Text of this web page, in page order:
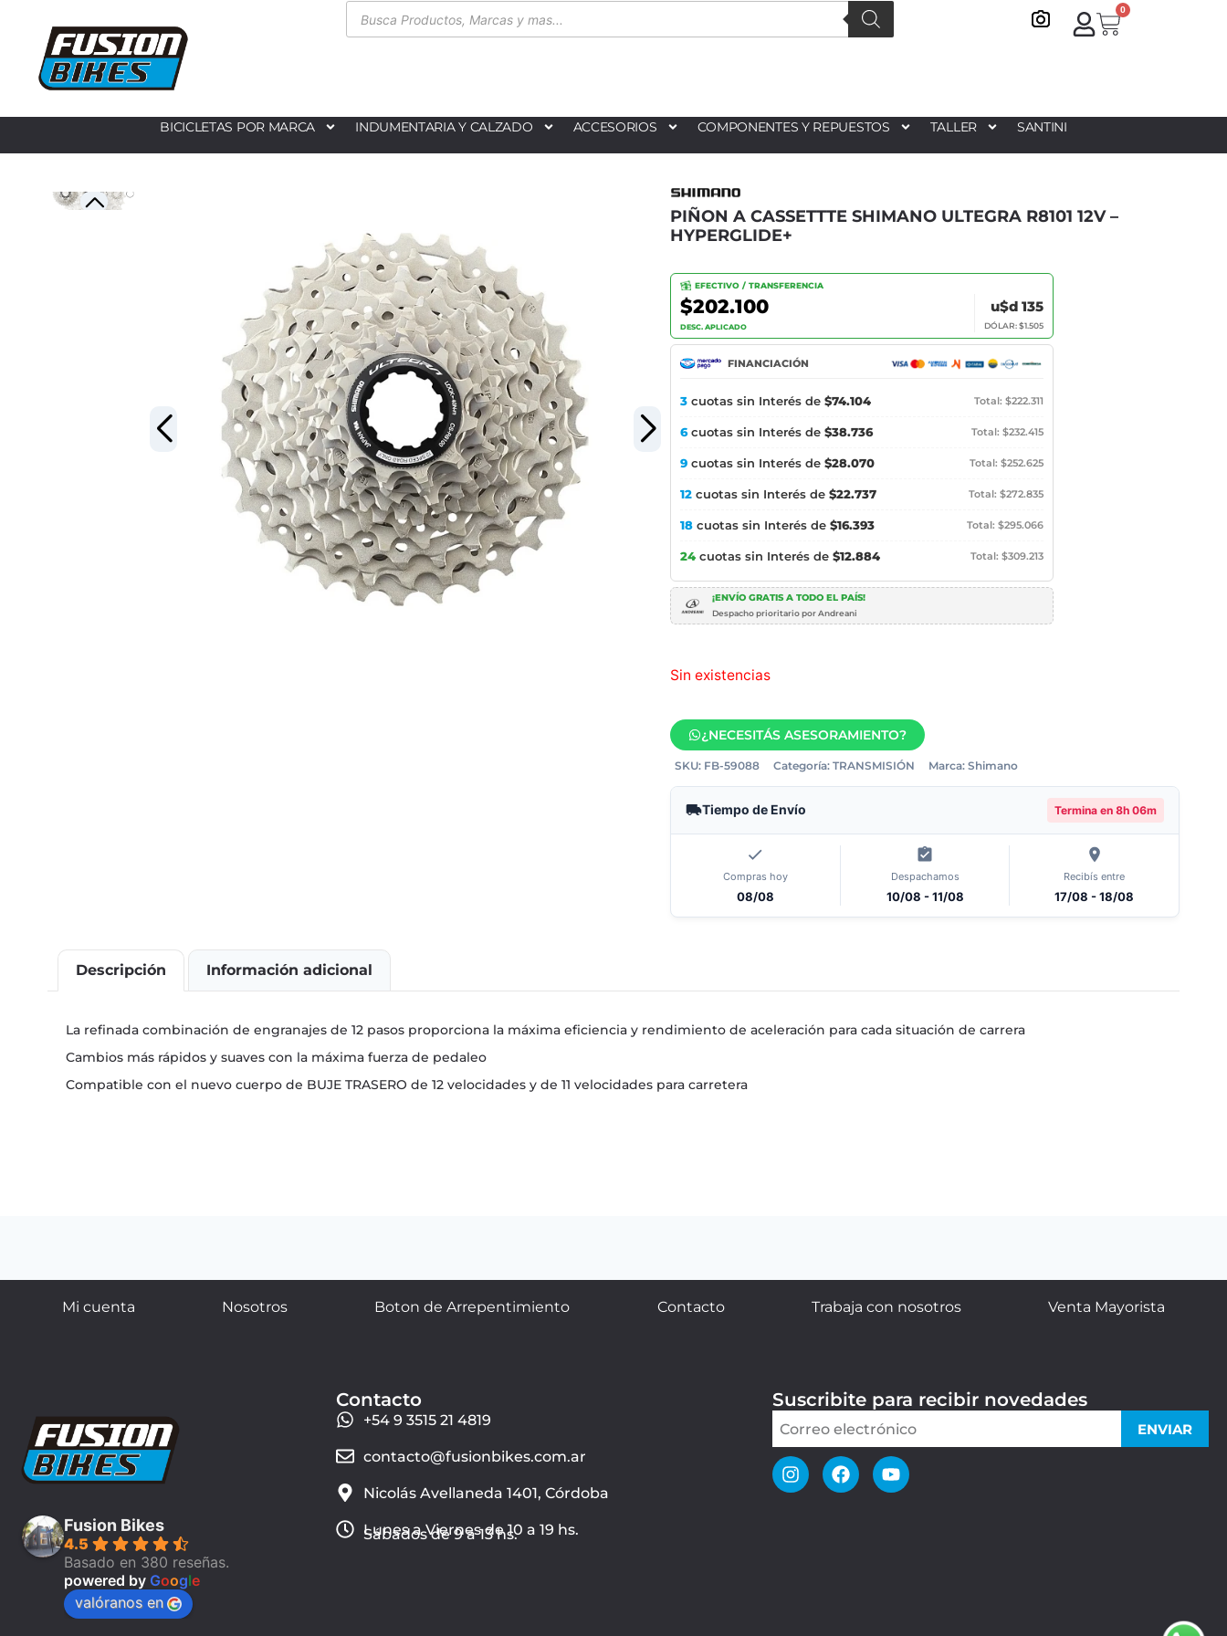
0
BICICLETAS POR MARCA INDUMENTARIA Y CALZADO ACCESORIOS COMPONENTES Y REPUESTOS TALLER SANTINI
PIÑON A CASSETTTE SHIMANO ULTEGRA R8101 12V –
HYPERGLIDE+
EFECTIVO / TRANSFERENCIA
$202.100
DESC. APLICADO
u$d 135
DÓLAR: $1.505
FINANCIACIÓN
3 cuotas sin Interés de $74.104 Total: $222.311
6cuotas sin Interés de $38.736 Total: $232.415
9 cuotas sin Interés de $28.070 Total: $252.625
12 cuotas sin Interés de $22.737 Total: $272.835
18 cuotas sin Interés de $16.393 Total: $295.066
24 cuotas sin Interés de $12.884 Total: $309.213
¡ENVÍO GRATIS A TODO EL PAÍS!
Despacho prioritario por Andreani
Sin existencias
¿NECESITÁS ASESORAMIENTO?
SKU: FB-59088 Categoría: TRANSMISIÓN Marca: Shimano
Tiempo de Envío Termina en 8h 06m
Compras hoy
08/08
Despachamos
10/08 - 11/08
Recibís entre
17/08 - 18/08
Descripción Información adicional
La refinada combinación de engranajes de 12 pasos proporciona la máxima eficiencia y rendimiento de aceleración para cada situación de carrera
Cambios más rápidos y suaves con la máxima fuerza de pedaleo
Compatible con el nuevo cuerpo de BUJE TRASERO de 12 velocidades y de 11 velocidades para carretera
Mi cuenta Nosotros Boton de Arrepentimiento Contacto Trabaja con nosotros Venta Mayorista
Fusion Bikes
4.5
Basado en 380 reseñas.
powered by Google
valóranos en
Contacto
+54 9 3515 21 4819
contacto@fusionbikes.com.ar
Nicolás Avellaneda 1401, Córdoba
Lunes a Viernes de 10 a 19 hs.
Sábados de 9 a 13 hs.
Suscribite para recibir novedades
ENVIAR